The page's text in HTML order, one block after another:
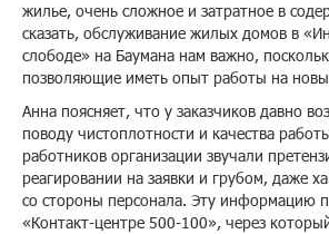
жилье, очень сложное и затратное в
сказать, обслуживание жилых домов в
слободе» на Баумана нам важно,
позволяющие иметь опыт работы на
Анна поясняет, что у заказчиков давно
поводу чистоплотности и качества
работников организации звучали
реагировании на заявки и грубом, даже
со стороны персонала. Эту информацию
«Контакт-центре 500-100», через